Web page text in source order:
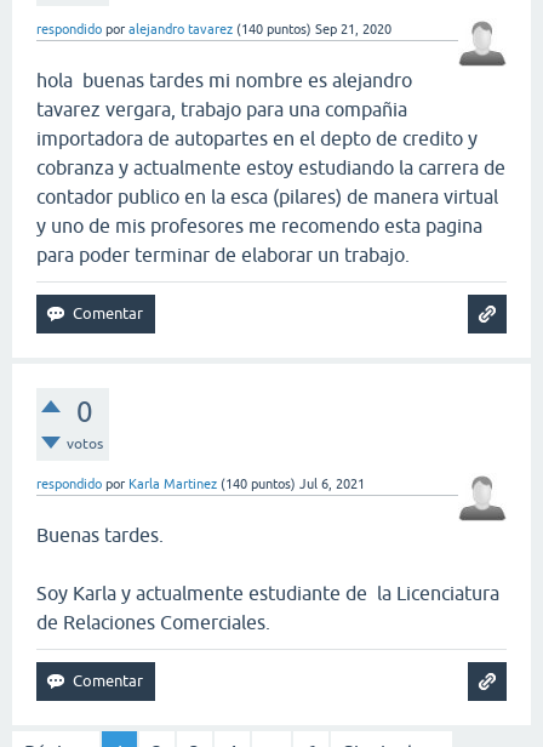
respondido por alejandro tavarez (140 puntos) Sep 21, 2020
hola buenas tardes mi nombre es alejandro
tavarez vergara, trabajo para una compañia
importadora de autopartes en el depto de credito y
cobranza y actualmente estoy estudiando la carrera de
contador publico en la esca (pilares) de manera virtual
y uno de mis profesores me recomendo esta pagina
para poder terminar de elaborar un trabajo.
0
votos
respondido por Karla Martinez (140 puntos) Jul 6, 2021
Buenas tardes.
Soy Karla y actualmente estudiante de la Licenciatura
de Relaciones Comerciales.